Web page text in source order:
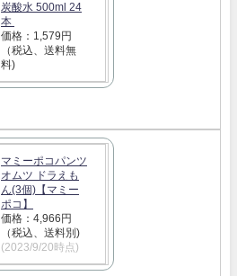
炭酸水 500ml 24
本
価格：1,579円
（税込、送料無
料)
マミーポコパンツ
オムツ ドラえも
ん(3個)【マミー
ポコ】
価格：4,966円
（税込、送料別)
(2023/9/20時点)